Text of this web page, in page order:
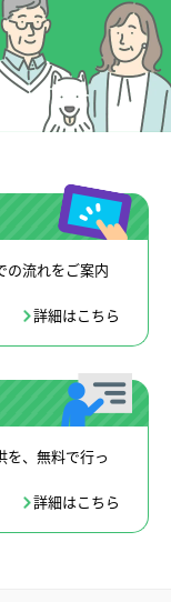
の流れをご案内
詳細はこちら
を、無料で行っ
詳細はこちら